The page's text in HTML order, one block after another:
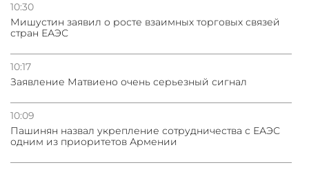
10:30
Мишустин заявил о росте взаимных торговых связей
стран ЕАЭС
10:17
Заявление Матвиено очень серьезный сигнал
10:09
Пашинян назвал укрепление сотрудничества с ЕАЭС
одним из приоритетов Армении